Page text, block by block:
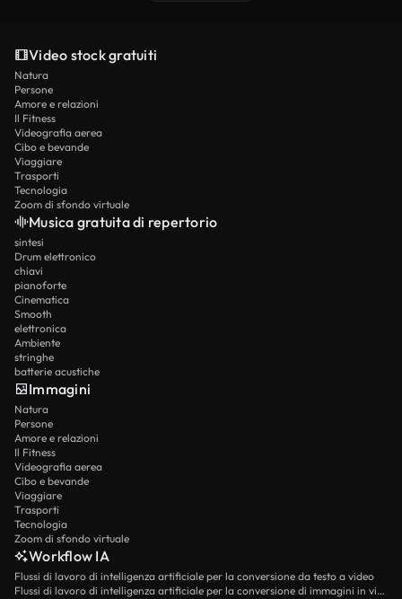
Video stock gratuiti
Natura
Persone
Amore e relazioni
Il Fitness
Videografia aerea
Cibo e bevande
Viaggiare
Trasporti
Tecnologia
Zoom di sfondo virtuale
Musica gratuita di repertorio
sintesi
Drum elettronico
chiavi
pianoforte
Cinematica
Smooth
elettronica
Ambiente
stringhe
batterie acustiche
Immagini
Natura
Persone
Amore e relazioni
Il Fitness
Videografia aerea
Cibo e bevande
Viaggiare
Trasporti
Tecnologia
Zoom di sfondo virtuale
Workflow IA
Flussi di lavoro di intelligenza artificiale per la conversione da testo a video
Flussi di lavoro di intelligenza artificiale per la conversione di immagini in video